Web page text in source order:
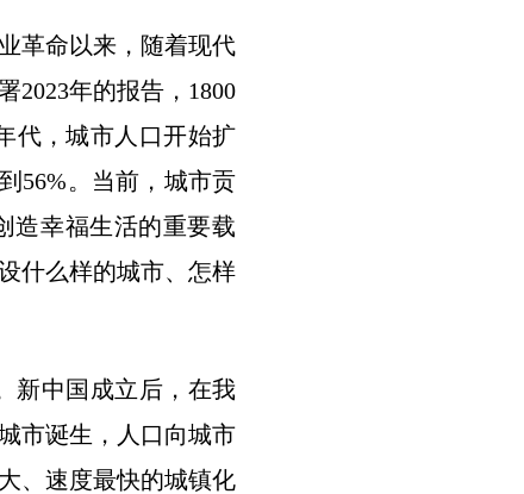
革命以来，随着现代
2023年的报告，1800
代，城市人口开始扩
56%。当前，城市贡
造幸福生活的重要载
什么样的城市、怎样
新中国成立后，在我
市诞生，人口向城市
、速度最快的城镇化